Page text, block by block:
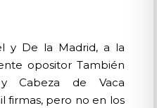
y De la Madrid, a la
opositor También
y Cabeza de Vaca
firmas, pero no en los